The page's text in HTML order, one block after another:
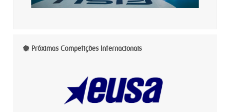
Próximas Competições Internacionais